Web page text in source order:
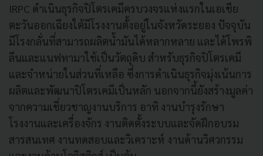
IRPC ดำเนินธุรกิจปิโตรเคมีครบวงจรแห่งแรกในเอเชีย
ตะวันออกเฉียงใต้มีโรงงานตั้งอยู่ในจังหวัดระยอง ปัจจุบัน
มีโรงกลั่นที่สามารถผลิตน้ำมันได้หลากหลาย และได้โพรพิ
ลีนและแนฟทามาใช้เป็นวัตถุดิบ สำหรับธุรกิจปิโตรเคมี
และจำหน่ายในส่วนที่เหลือ ซึ่งการดำเนินธุรกิจมุ่งเน้นการ
ผลิตและพัฒนาปิโตรเคมีเป็นหลัก นอกจากนี้ยังสร้างมูลค่า
จากความเชี่ยวชาญงานบริการ อาทิ งานบำรุงรักษา
โรงงานและเครื่องจักร งานติดตั้งระบบและจัดฝึกอบรม
สารสนเทศ งานทดสอบและวิเคราะห์ งานด้านวิศวกรรม